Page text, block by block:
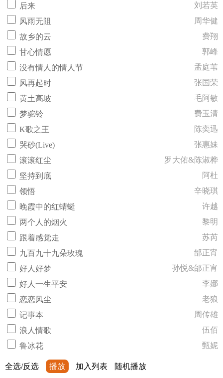
后来
刘若英
风雨无阻
周华健
故乡的云
费翔
甘心情愿
郭峰
没有情人的情人节
孟庭苇
风再起时
张国荣
黄土高坡
毛阿敏
梦驼铃
费玉清
K歌之王
陈奕迅
哭砂(Live)
张惠妹
滚滚红尘
罗大佑&陈淑桦
坚持到底
阿杜
领悟
辛晓琪
晚霞中的红蜻蜓
许越
两个人的烟火
黎明
跟着感觉走
苏芮
九百九十九朵玫瑰
邰正宵
好人好梦
孙悦&邰正宵
好人一生平安
李娜
恋恋风尘
老狼
记事本
周传雄
浪人情歌
伍佰
鲁冰花
甄妮
全选/反选 播放 加入列表 随机播放